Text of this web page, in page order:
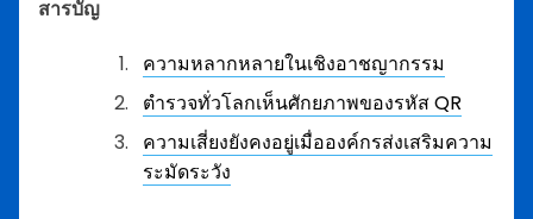
สารบัญ
ความหลากหลายในเชิงอาชญากรรม
ตำรวจทั่วโลกเห็นศักยภาพของรหัส QR
ความเสี่ยงยังคงอยู่เมื่อองค์กรส่งเสริมความ
ระมัดระวัง